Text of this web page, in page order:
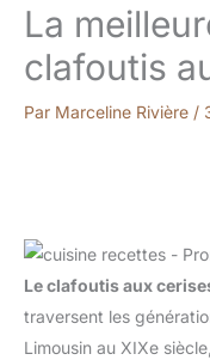
La
clafoutis
Par Marceline Rivière /
Le clafoutis aux
traversent les
Limousin au XIXe